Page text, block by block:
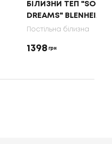
БІЛИЗНИ ТЕП "SOFT
DREAMS" BLENHEIM
Постільна білизна
1398 грн